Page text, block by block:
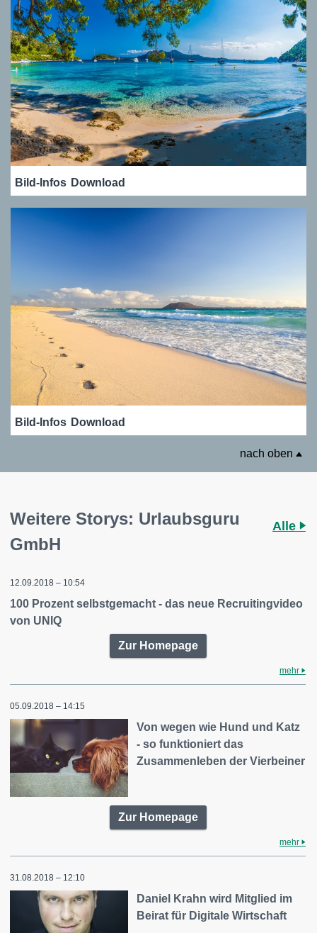
Bild-Infos Download
Bild-Infos Download
nach oben
Weitere Storys: Urlaubsguru
GmbH
Alle
12.09.2018 – 10:54
100 Prozent selbstgemacht - das neue Recruitingvideo
von UNIQ
Zur Homepage
mehr
05.09.2018 – 14:15
Von wegen wie Hund und Katz
- so funktioniert das
Zusammenleben der Vierbeiner
Zur Homepage
mehr
31.08.2018 – 12:10
Daniel Krahn wird Mitglied im
Beirat für Digitale Wirtschaft